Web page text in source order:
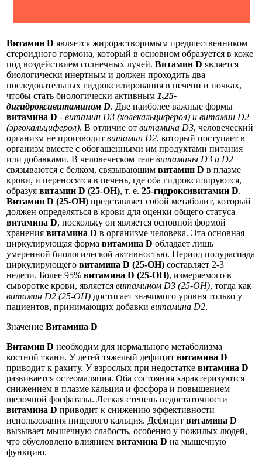
Витамин D является жирорастворимым предшественником
стероидного гормона, который в основном образуется в коже
под воздействием солнечных лучей. Витамин D является
биологически инертным и должен проходить два
последовательных гидроксилирования в печени и почках,
чтобы стать биологически активным 1,25-
дигидроксивитамином D. Две наиболее важные формы
витамина D - витамин D3 (холекальциферол) и витамин D2
(эргокальциферол). В отличие от витамина D3, человеческий
организм не производит витамин D2, который поступает в
организм вместе с обогащенными им продуктами питания
или добавками. В человеческом теле витамины D3 и D2
связываются с белком, связывающим витамин D в плазме
крови, и переносятся в печень, где оба гидроксилируются,
образуя витамин D (25-OH), т. е. 25-гидроксивитамин D.
Витамин D (25-OH) представляет собой метаболит, который
должен определяться в крови для оценки общего статуса
витамина D, поскольку он является основной формой
хранения витамина D в организме человека. Эта основная
циркулирующая форма витамина D обладает лишь
умеренной биологической активностью. Период полураспада
циркулирующего витамина D (25-OH) составляет 2-3
недели. Более 95% витамина D (25-OH), измеряемого в
сыворотке крови, является витамином D3 (25-ОН), тогда как
витамин D2 (25-OH) достигает значимого уровня только у
пациентов, принимающих добавки витамина D2.
Значение Витамина D
Витамин D необходим для нормального метаболизма
костной ткани. У детей тяжелый дефицит витамина D
приводит к рахиту. У взрослых при недостатке витамина D
развивается остеомаляция. Оба состояния характеризуются
снижением в плазме кальция и фосфора и повышением
щелочной фосфатазы. Легкая степень недостаточности
витамина D приводит к снижению эффективности
использования пищевого кальция. Дефицит витамина D
вызывает мышечную слабость, особенно у пожилых людей,
что обусловлено влиянием витамина D на мышечную
функцию.